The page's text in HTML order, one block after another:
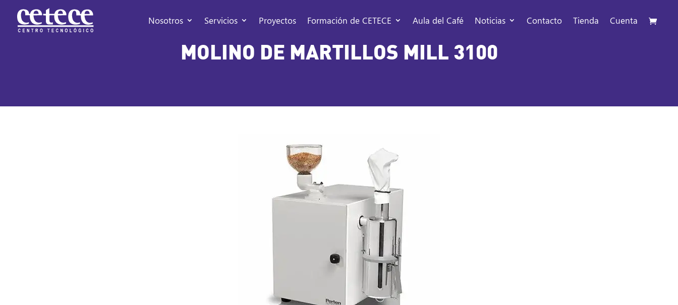
Nosotros Servicios Proyectos Formación de CETECE Aula del Café Noticias Contacto Tienda Cuenta
MOLINO DE MARTILLOS MILL 3100